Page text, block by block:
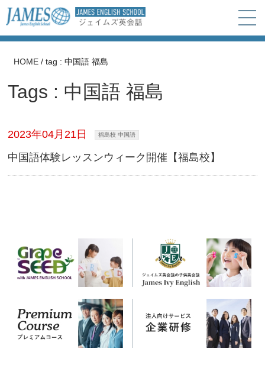
HOME /tag : 中国語 福島
Tags : 中国語 福島
2023年04月21日 福島校 中国語
中国語体験レッスンウィーク開催【福島校】